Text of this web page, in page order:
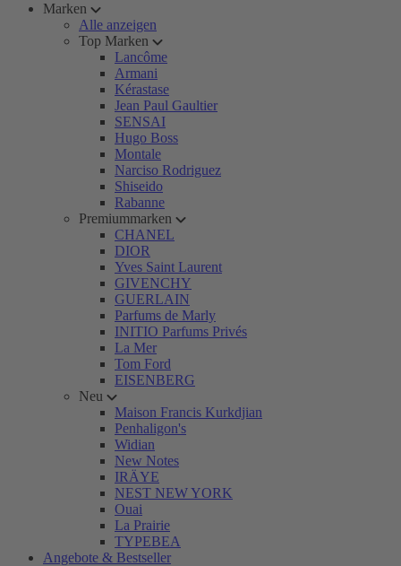
Marken
Alle anzeigen
Top Marken
Lancôme
Armani
Kérastase
Jean Paul Gaultier
SENSAI
Hugo Boss
Montale
Narciso Rodriguez
Shiseido
Rabanne
Premiummarken
CHANEL
DIOR
Yves Saint Laurent
GIVENCHY
GUERLAIN
Parfums de Marly
INITIO Parfums Privés
La Mer
Tom Ford
EISENBERG
Neu
Maison Francis Kurkdjian
Penhaligon's
Widian
New Notes
IRÄYE
NEST NEW YORK
Ouai
La Prairie
TYPEBEA
Angebote & Bestseller